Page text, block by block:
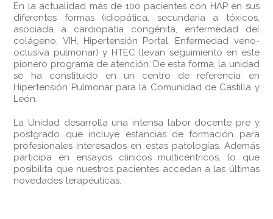
En la actualidad más de 100 pacientes con HAP en sus
diferentes formas (idiopática, secundaria a tóxicos,
asociada a cardiopatía congénita, enfermedad del
colágeno, VIH, Hipertensión Portal, Enfermedad veno-
oclusiva pulmonar) y HTEC llevan seguimiento en este
pionero programa de atención. De esta forma, la unidad
se ha constituido en un centro de referencia en
Hipertensión Pulmonar para la Comunidad de Castilla y
León.
La Unidad desarrolla una intensa labor docente pre y
postgrado que incluye estancias de formación para
profesionales interesados en estas patologías. Además
participa en ensayos clínicos multicéntricos, lo que
posibilita que nuestros pacientes accedan a las últimas
novedades terapéuticas.